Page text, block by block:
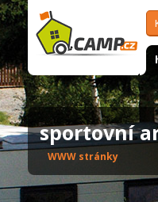
sportovní
WWW stránky